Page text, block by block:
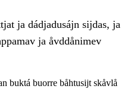
ja dádjadusájn sijdas, ja
ja åvddånimev
buktá buorre båhtusijt skåvlå